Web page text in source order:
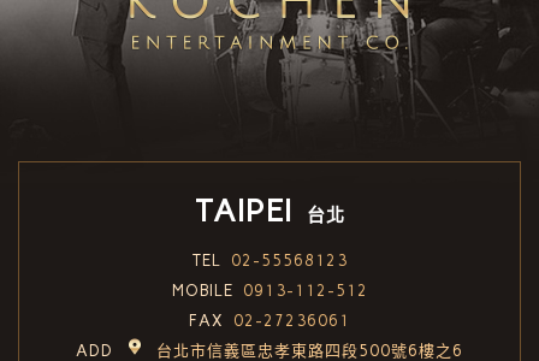
TAIPEI 台北
TEL
02-55568123
MOBILE
0913-112-512
FAX
02-27236061
ADD
台北市信義區忠孝東路四段500號6樓之6